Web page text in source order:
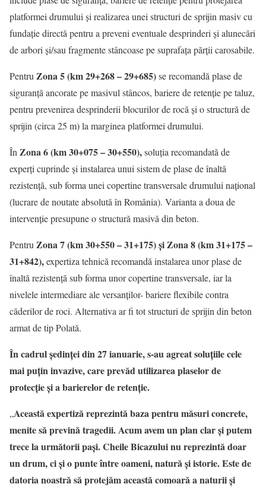
platformei drumului și realizarea unei structuri de sprijin masiv cu
fundație directă pentru a preveni eventuale desprinderi și alunecări
de arbori și/sau fragmente stâncoase pe suprafața părții carosabile.
Pentru Zona 5 (km 29+268 – 29+685)se recomandă plase de
siguranță ancorate pe masivul stâncos, bariere de retenție pe taluz,
pentru prevenirea desprinderii blocurilor de rocă și o structură de
sprijin (circa 25 m) la marginea platformei drumului.
În Zona 6 (km 30+075 – 30+550),soluția recomandată de
experți cuprinde și instalarea unui sistem de plase de înaltă
rezistență, sub forma unei copertine transversale drumului național
(lucrare de noutate absolută în România). Varianta a doua de
intervenție presupune o structură masivă din beton.
Pentru Zona 7 (km 30+550 – 31+175) și Zona 8 (km 31+175 –
31+842),expertiza tehnică recomandă instalarea unor plase de
înaltă rezistență sub forma unor copertine transversale, iar la
nivelele intermediare ale versanților- bariere flexibile contra
căderilor de roci. Alternativa ar fi tot structuri de sprijin din beton
armat de tip Polată.
În cadrul ședinței din 27 ianuarie, s-au agreat soluțiile cele
mai puțin invazive, care prevăd utilizarea plaselor de
protecție și a barierelor de retenție.
„Această expertiză reprezintă baza pentru măsuri concrete,
menite să prevină tragedii. Acum avem un plan clar și putem
trece la următorii pași. Cheile Bicazului nu reprezintă doar
un drum, ci și o punte între oameni, natură și istorie. Este de
datoria noastră să protejăm această comoară a naturii și